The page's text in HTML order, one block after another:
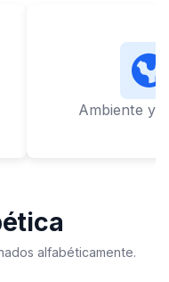
Ambiente y
alfabéticamente.